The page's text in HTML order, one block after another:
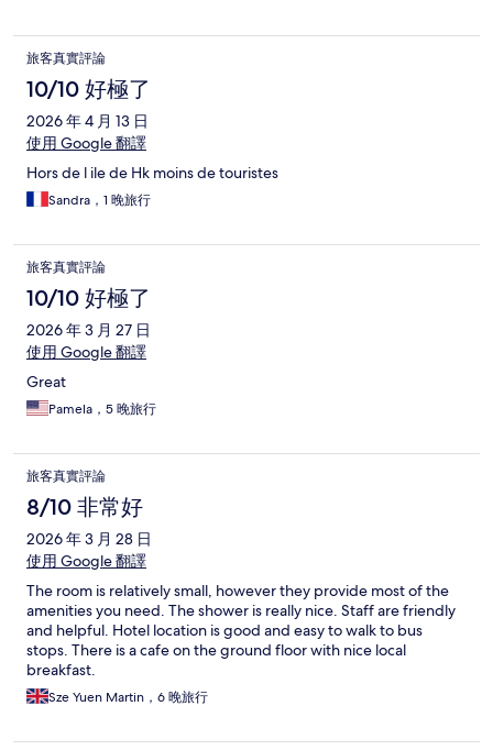
旅客真實評論
10/10 好極了
2026 年 4 月 13 日
使用 Google 翻譯
Hors de l ile de Hk moins de touristes
Sandra，1 晚旅行
旅客真實評論
10/10 好極了
2026 年 3 月 27 日
使用 Google 翻譯
Great
Pamela，5 晚旅行
旅客真實評論
8/10 非常好
2026 年 3 月 28 日
使用 Google 翻譯
The room is relatively small, however they provide most of the
amenities you need. The shower is really nice. Staff are friendly
and helpful. Hotel location is good and easy to walk to bus
stops. There is a cafe on the ground floor with nice local
breakfast.
Sze Yuen Martin，6 晚旅行